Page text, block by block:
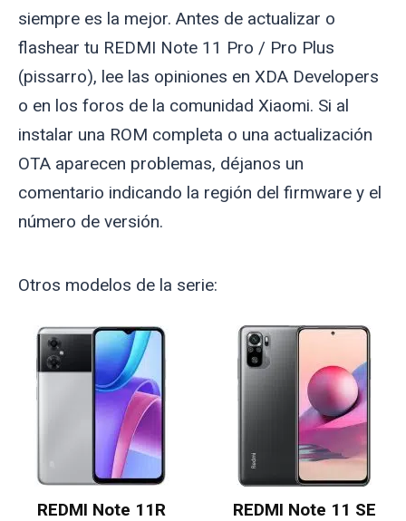
siempre es la mejor. Antes de actualizar o
flashear tu REDMI Note 11 Pro / Pro Plus
(pissarro), lee las opiniones en XDA Developers
o en los foros de la comunidad Xiaomi. Si al
instalar una ROM completa o una actualización
OTA aparecen problemas, déjanos un
comentario indicando la región del firmware y el
número de versión.
Otros modelos de la serie:
REDMI Note 11R REDMI Note 11 SE